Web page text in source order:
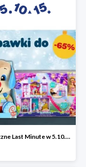
Świąteczne Last Minute w 5.10.15 - zabawki do -65%